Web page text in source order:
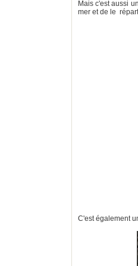
Mais c'est aussi
mer et de le
C'est également